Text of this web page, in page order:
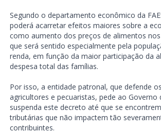
Segundo o departamento econômico da
poderá acarretar efeitos maiores sobre a
como aumento dos preços de alimentos
que será sentido especialmente pela
renda, em função da maior participação da
despesa total das famílias.
Por isso, a entidade patronal, que defende
agricultores e pecuaristas, pede ao Governo
suspenda este decreto até que se
tributárias que não impactem tão
contribuintes.